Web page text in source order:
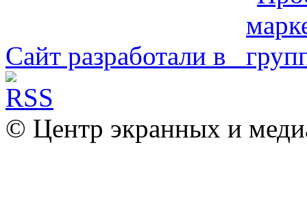
Сайт разработали в
© Центр экранных и